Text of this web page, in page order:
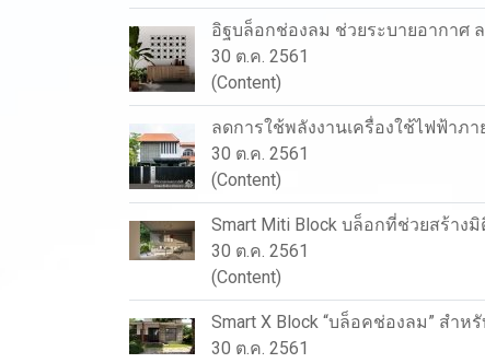
อิฐบล็อกช่องลม ช่วยระบายอากาศ
30 ต.ค. 2561
(Content)
ลดการใช้พลังงานเครื่องใช้ไฟฟ้าภา
30 ต.ค. 2561
(Content)
Smart Miti Block บล็อกที่ช่วยสร้าง
30 ต.ค. 2561
(Content)
Smart X Block “บล็อคช่องลม” สำ
30 ต.ค. 2561